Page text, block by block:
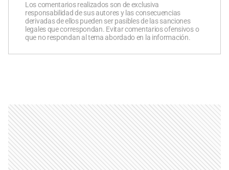
Los comentarios realizados son de exclusiva
responsabilidad de sus autores y las consecuencias
derivadas de ellos pueden ser pasibles de las sanciones
legales que correspondan. Evitar comentarios ofensivos o
que no respondan al tema abordado en la información.